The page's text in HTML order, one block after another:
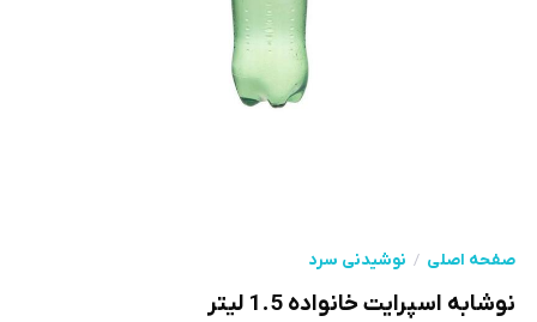
صفحه اصلی نوشیدنی سرد
نوشابه اسپرایت خانواده 1.5 لیتر